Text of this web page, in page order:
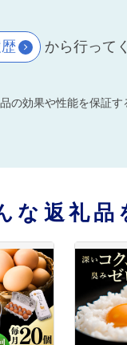
から行って
効果や性能を保証す
な返礼品